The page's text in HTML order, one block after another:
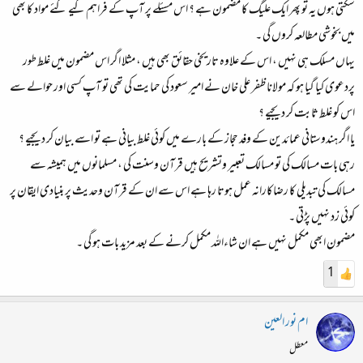
سکتی ہوں یہ تو پھر ایک علیگ کا مضمون ہے ؟ اس مسئلے پر آپ کے فراہم کیے گئے مواد کا بھی
میں بخوشی مطالعہ کروں گی ۔
یہاں مسلک ہی نہیں ، اس کے علاوہ تاریخی حقائق بھی ہیں ، مثلا اگر اس مضمون میں غلط طور
پردعوی کیا گیا ہو کہ مولانا ظفر علی خان نے امیر سعود کی حمایت کی تھی تو آپ کسی اور حوالے سے
اس کو غلط ثابت کر دیجیے ؟
یا اگر ہندوستانی عمائدین کے وفد حجاز کے بارے میں کوئی غلط بیانی ہے تو اسے بیان کر دیجیے ؟
رہی بات مسالک کی تو مسالک تعبیر وتشریح ہیں قرآن وسنت کی ، مسلمانوں میں ہمیشہ سے
مسالک کی تبدیلی کا رضاکارانہ عمل ہوتا رہا ہے اس سے ان کے قرآن وحدیث پر بنیادی ایقان پر
کوئی زد نہیں پڑتی ۔
مضمون ابھی مکمل نہیں ہے ان شاءاللہ مکمل کرنے کے بعد مزید بات ہو گی ۔
1
ام نور العين
معطل